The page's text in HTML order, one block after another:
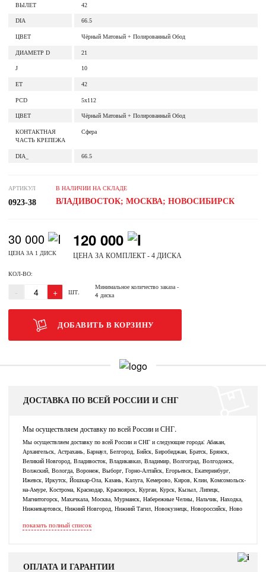
ВЫЛЕТ 42
DIA 66.5
ЦВЕТ Чёрный Матовый + Полированный Обод
ДИАМЕТР D 21
J 10
ET 42
PCD 5x112
ЦВЕТ Чёрный Матовый + Полированный Обод
КОНТАКТНАЯ
ЧАСТЬ КРЕПЕЖА
Сфера
DIA_ 66.5
АРТИКУЛ
0923-38
В НАЛИЧИИ НА СКЛАДЕ
ВЛАДИВОСТОК; МОСКВА; НОВОСИБИРСК
30 000
ЦЕНА ЗА 1 ДИСК
120 000
ЦЕНА ЗА КОМПЛЕКТ - 4 ДИСКА
КОЛ-ВО:
- + ШТ.
Минимальное количество заказа -
4 диска
ДОБАВИТЬ В КОРЗИНУ
ДОСТАВКА ПО ВСЕЙ РОССИИ И СНГ
Мы осуществляем доставку по всей России и СНГ.
Мы осуществляем доставку по всей России и СНГ и следующие города: Абакан,
Архангельск, Астрахань, Барнаул, Белгород, Бийск, Биробиджан, Братск, Брянск,
Великий Новгород, Владивосток, Владикавказ, Владимир, Волгоград, Волгодонск,
Волжский, Вологда, Воронеж, Выборг, Горно-Алтайск, Егорьевск, Екатеринбург,
Ижевск, Иркутск, Йошкар-Ола, Казань, Калуга, Кемерово, Киров, Клин, Комсомольск-
на-Амуре, Кострома, Краснодар, Красноярск, Курган, Курск, Кызыл, Липецк,
Магнитогорск, Махачкала, Москва, Мурманск, Набережные Челны, Нальчик, Находка,
Нижневартовск, Нижний Новгород, Нижний Тагил, Новокузнецк, Новороссийск, Ново
показать полный список
ОПЛАТА И ГАРАНТИИ